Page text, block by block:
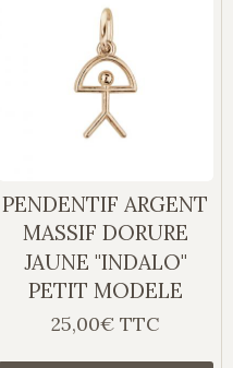
PENDENTIF ARGENT
MASSIF DORURE
JAUNE "INDALO"
PETIT MODELE
25,00€ TTC